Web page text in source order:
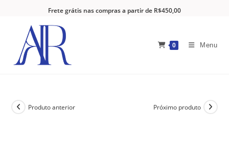
Frete grátis nas compras a partir de R$450,00
0 Menu
Produto anterior Próximo produto